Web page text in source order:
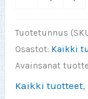
määrä
Tuotetunnus
Osastot: Kaikki
Avainsanat
Kaikki tuotteet,